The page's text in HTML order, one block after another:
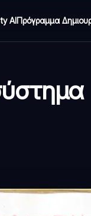
AIΠρόγραμμα